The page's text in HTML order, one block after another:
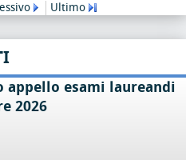
Ultimo
appello esami laureandi
2026